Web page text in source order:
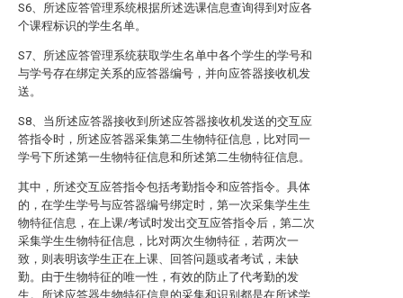
S6、所述应答管理系统根据所述选课信息查询得到对应各
个课程标识的学生名单。
S7、所述应答管理系统获取学生名单中各个学生的学号和
与学号存在绑定关系的应答器编号，并向应答器接收机发
送。
S8、当所述应答器接收到所述应答器接收机发送的交互应
答指令时，所述应答器采集第二生物特征信息，比对同一
学号下所述第一生物特征信息和所述第二生物特征信息。
其中，所述交互应答指令包括考勤指令和应答指令。具体
的，在学生学号与应答器编号绑定时，第一次采集学生生
物特征信息，在上课/考试时发出交互应答指令后，第二次
采集学生生物特征信息，比对两次生物特征，若两次一
致，则表明该学生正在上课、回答问题或者考试，未缺
勤。由于生物特征的唯一性，有效的防止了代考勤的发
生。所述应答器生物特征信息的采集和识别都是在所述学